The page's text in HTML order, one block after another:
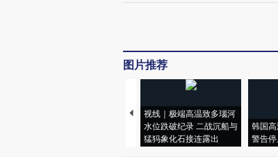
图片推荐
视线｜极端高温致多瑙河
水位跌破纪录 二战沉船与
猛犸象化石接连露出
韩国
警告